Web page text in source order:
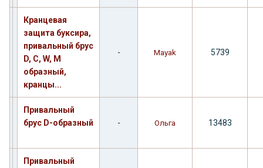
Кранцевая
защита буксира,
привальный брус
D, С, W, M
образный,
кранцы...
- Mayak 5739
Привальный
брус D-образный
- Ольга 13483
Привальный